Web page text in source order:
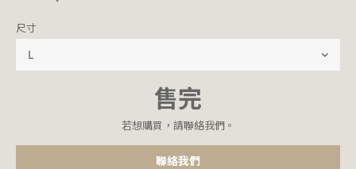
尺寸
售完
若想購買，請聯絡我們。
聯絡我們